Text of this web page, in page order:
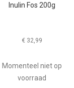
Inulin Fos 200g
€ 32,99
Momenteel niet op
voorraad